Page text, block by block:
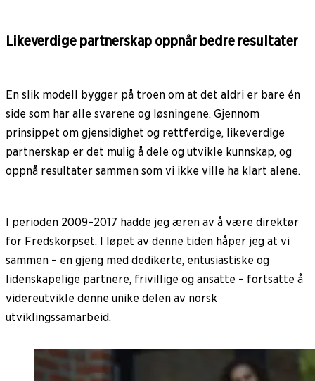
Likeverdige partnerskap oppnår bedre resultater
En slik modell bygger på troen om at det aldri er bare én
side som har alle svarene og løsningene. Gjennom
prinsippet om gjensidighet og rettferdige, likeverdige
partnerskap er det mulig å dele og utvikle kunnskap, og
oppnå resultater sammen som vi ikke ville ha klart alene.
I perioden 2009–2017 hadde jeg æren av å være direktør
for Fredskorpset. I løpet av denne tiden håper jeg at vi
sammen – en gjeng med dedikerte, entusiastiske og
lidenskapelige partnere, frivillige og ansatte – fortsatte å
videreutvikle denne unike delen av norsk
utviklingssamarbeid.